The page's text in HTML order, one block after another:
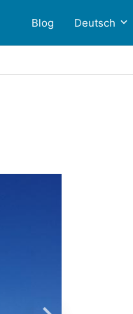
Blog Deutsch